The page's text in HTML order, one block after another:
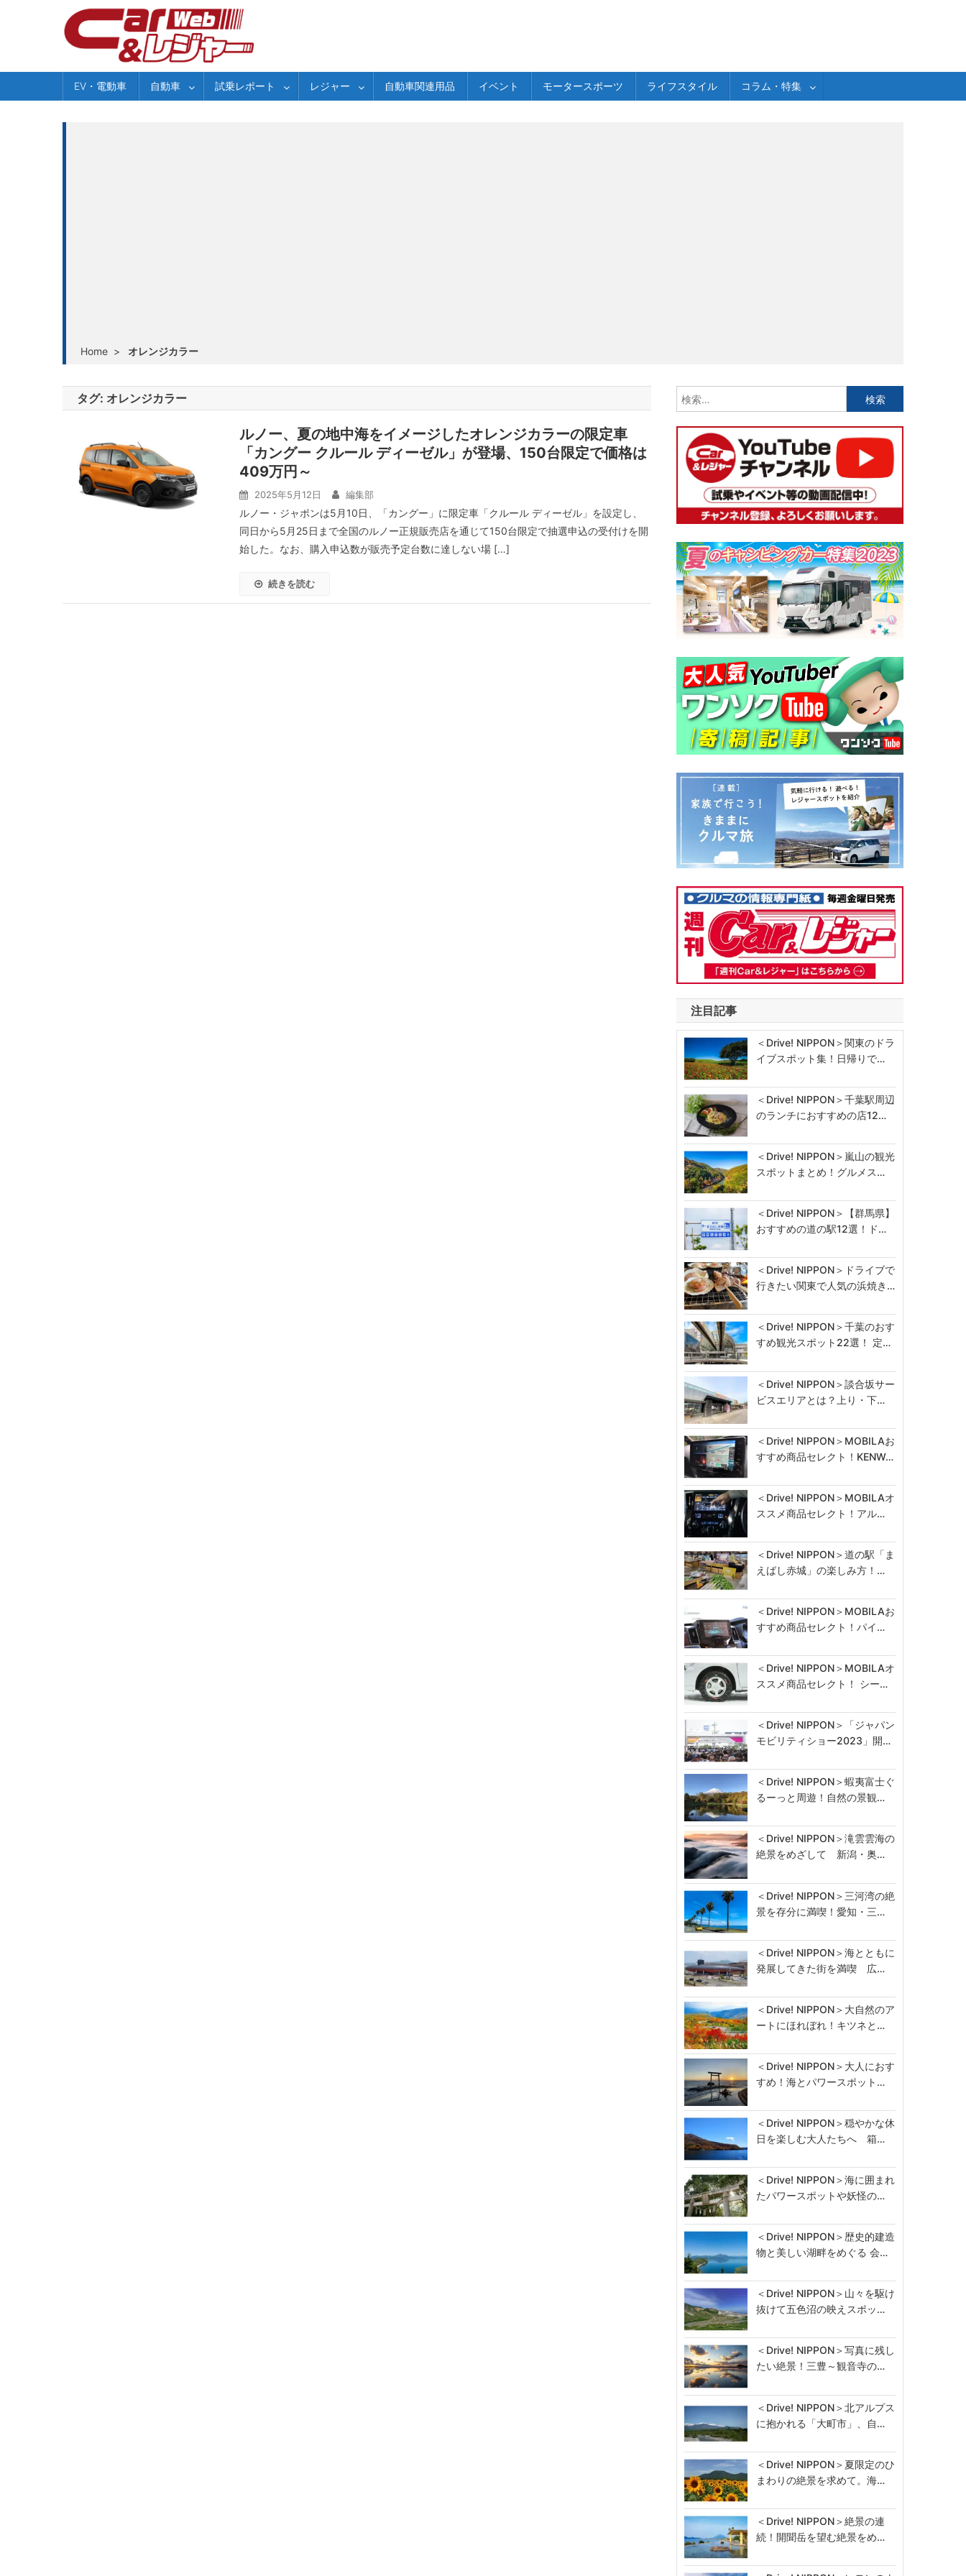
EV・電動車 自動車 試乗レポート レジャー 自動車関連用品 イベント モータースポーツ ライフスタイル コラム・特集
Home > オレンジカラー
タグ: オレンジカラー
ルノー、夏の地中海をイメージしたオレンジカラーの限定車
「カングー クルール ディーゼル」が登場、150台限定で価格は
409万円～
2025年5月12日 編集部
ルノー・ジャポンは5月10日、「カングー」に限定車「クルール ディーゼル」を設定し、
同日から5月25日まで全国のルノー正規販売店を通じて150台限定で抽選申込の受付けを開
始した。なお、購入申込数が販売予定台数に達しない場 […]
続きを読む
索:
注目記事
＜Drive! NIPPON＞関東のドラ
イブスポット集！日帰りで…
＜Drive! NIPPON＞千葉駅周辺
のランチにおすすめの店12…
＜Drive! NIPPON＞嵐山の観光
スポットまとめ！グルメス…
＜Drive! NIPPON＞【群馬県】
おすすめの道の駅12選！ド…
＜Drive! NIPPON＞ドライブで
行きたい関東で人気の浜焼き…
＜Drive! NIPPON＞千葉のおす
すめ観光スポット22選！ 定…
＜Drive! NIPPON＞談合坂サー
ビスエリアとは？上り・下…
＜Drive! NIPPON＞MOBILAお
すすめ商品セレクト！KENW…
＜Drive! NIPPON＞MOBILAオ
ススメ商品セレクト！アル…
＜Drive! NIPPON＞道の駅「ま
えばし赤城」の楽しみ方！…
＜Drive! NIPPON＞MOBILAお
すすめ商品セレクト！パイ…
＜Drive! NIPPON＞MOBILAオ
ススメ商品セレクト！ シー…
＜Drive! NIPPON＞「ジャパン
モビリティショー2023」開…
＜Drive! NIPPON＞蝦夷富士ぐ
るーっと周遊！自然の景観…
＜Drive! NIPPON＞滝雲雲海の
絶景をめざして 新潟・奥…
＜Drive! NIPPON＞三河湾の絶
景を存分に満喫！愛知・三…
＜Drive! NIPPON＞海とともに
発展してきた街を満喫 広…
＜Drive! NIPPON＞大自然のア
ートにほれぼれ！キツネと…
＜Drive! NIPPON＞大人におす
すめ！海とパワースポット…
＜Drive! NIPPON＞穏やかな休
日を楽しむ大人たちへ 箱…
＜Drive! NIPPON＞海に囲まれ
たパワースポットや妖怪の…
＜Drive! NIPPON＞歴史的建造
物と美しい湖畔をめぐる 会…
＜Drive! NIPPON＞山々を駆け
抜けて五色沼の映えスポッ…
＜Drive! NIPPON＞写真に残し
たい絶景！三豊～観音寺の…
＜Drive! NIPPON＞北アルプス
に抱かれる「大町市」、自…
＜Drive! NIPPON＞夏限定のひ
まわりの絶景を求めて。海…
＜Drive! NIPPON＞絶景の連
続！開聞岳を望む絶景をめ…